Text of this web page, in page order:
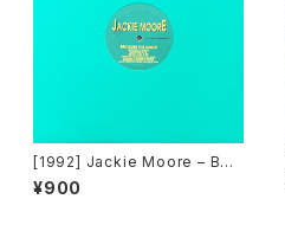
[1992] Jackie Moore – Bec
ause The Night [Discomag
ic Records]
¥900